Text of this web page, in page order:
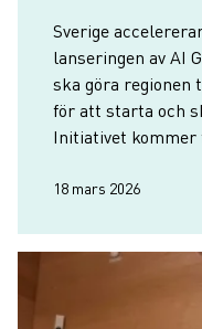
Sverige
lanseringen av AI
ska göra
för att starta och
Initiativet kommer
på Business
18 mars 2026